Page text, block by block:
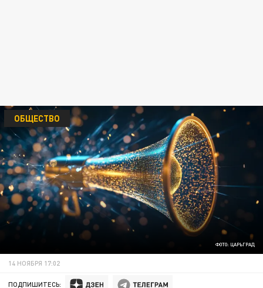
ФОТО: ЦАРЬГРАД
ОБЩЕСТВО
14 НОЯБРЯ 17:02
ПОДПИШИТЕСЬ: